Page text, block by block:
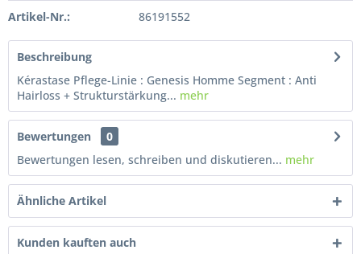
Artikel-Nr.: 86191552
Beschreibung
Kérastase Pflege-Linie : Genesis Homme Segment : Anti
Hairloss + Strukturstärkung... mehr
Bewertungen
0
Bewertungen lesen, schreiben und diskutieren... mehr
Ähnliche Artikel
Kunden kauften auch